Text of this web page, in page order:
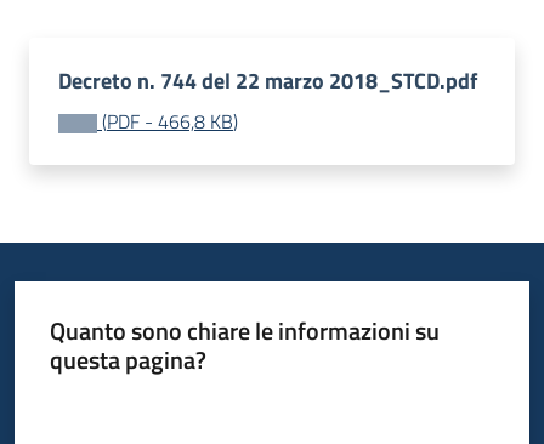
Decreto n. 744 del 22 marzo 2018_STCD.pdf
(PDF - 466,8 KB)
Quanto sono chiare le informazioni su
questa pagina?